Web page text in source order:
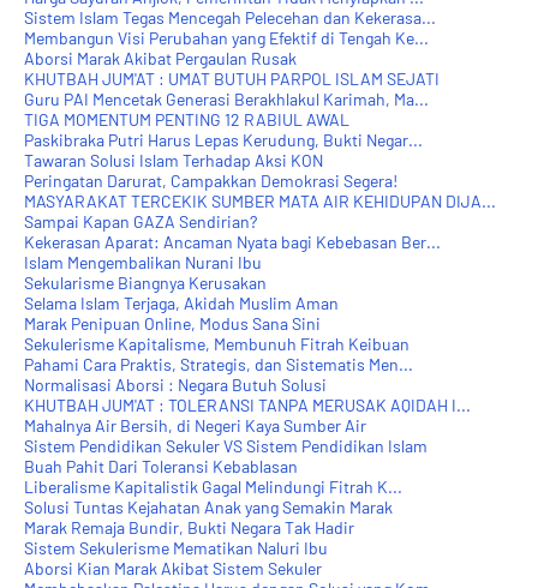
Sistem Islam Tegas Mencegah Pelecehan dan Kekerasa...
Membangun Visi Perubahan yang Efektif di Tengah Ke...
Aborsi Marak Akibat Pergaulan Rusak
KHUTBAH JUM'AT : UMAT BUTUH PARPOL ISLAM SEJATI
Guru PAI Mencetak Generasi Berakhlakul Karimah, Ma...
TIGA MOMENTUM PENTING 12 RABIUL AWAL
Paskibraka Putri Harus Lepas Kerudung, Bukti Negar...
Tawaran Solusi Islam Terhadap Aksi KON
Peringatan Darurat, Campakkan Demokrasi Segera!
MASYARAKAT TERCEKIK SUMBER MATA AIR KEHIDUPAN DIJA...
Sampai Kapan GAZA Sendirian?
Kekerasan Aparat: Ancaman Nyata bagi Kebebasan Ber...
Islam Mengembalikan Nurani Ibu
Sekularisme Biangnya Kerusakan
Selama Islam Terjaga, Akidah Muslim Aman
Marak Penipuan Online, Modus Sana Sini
Sekulerisme Kapitalisme, Membunuh Fitrah Keibuan
Pahami Cara Praktis, Strategis, dan Sistematis Men...
Normalisasi Aborsi : Negara Butuh Solusi
KHUTBAH JUM'AT : TOLERANSI TANPA MERUSAK AQIDAH I...
Mahalnya Air Bersih, di Negeri Kaya Sumber Air
Sistem Pendidikan Sekuler VS Sistem Pendidikan Islam
Buah Pahit Dari Toleransi Kebablasan
Liberalisme Kapitalistik Gagal Melindungi Fitrah K...
Solusi Tuntas Kejahatan Anak yang Semakin Marak
Marak Remaja Bundir, Bukti Negara Tak Hadir
Sistem Sekulerisme Mematikan Naluri Ibu
Aborsi Kian Marak Akibat Sistem Sekuler